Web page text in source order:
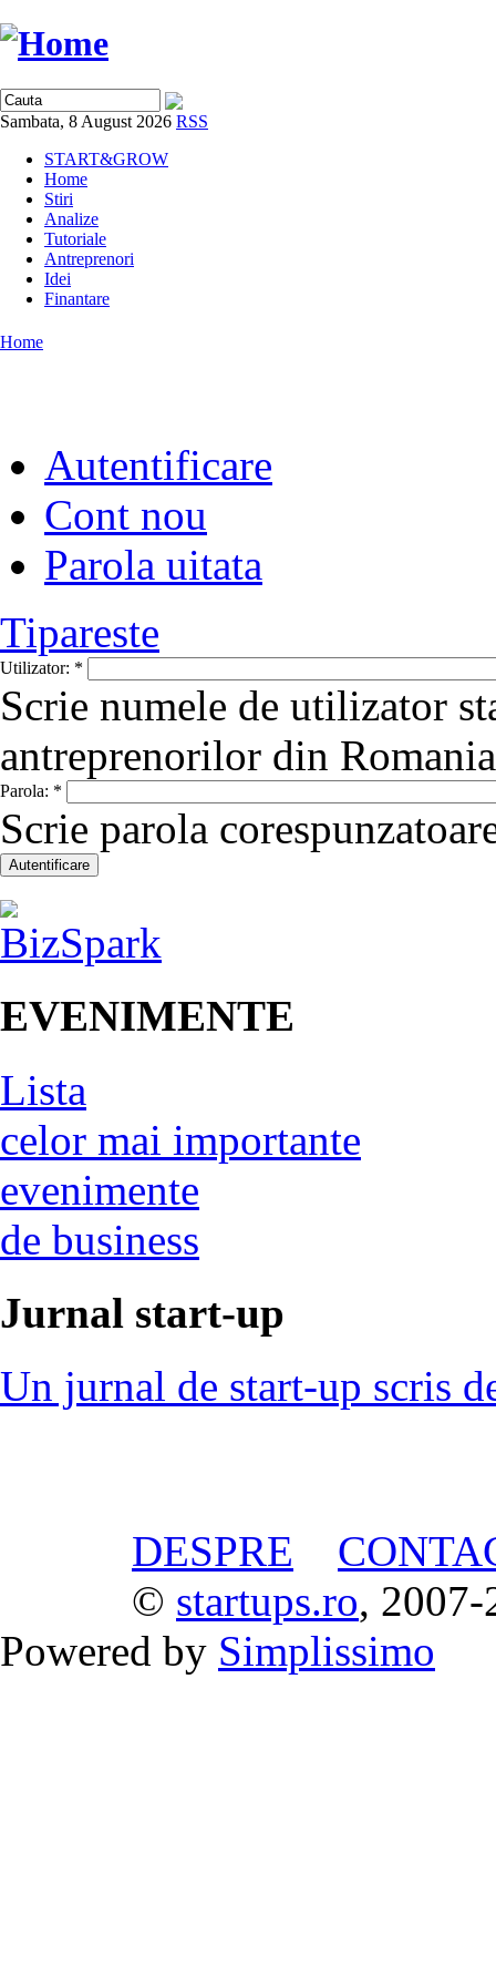
Sambata, 8 August 2026 RSS
START&GROW
Home
Stiri
Analize
Tutoriale
Antreprenori
Idei
Finantare
Home
Autentificare
Cont nou
Parola uitata
Tipareste
Utilizator: *
Scrie numele de utilizator
antreprenorilor din
Parola: *
Scrie parola
EVENIMENTE
Lista
celor mai importante
evenimente
de business
Jurnal start-up
Un jurnal de start-up scris
DESPRE
© startups.ro, 2007-
Powered by Simplissimo